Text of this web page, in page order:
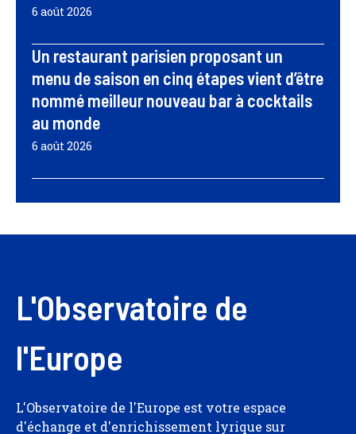
6 août 2026
Un restaurant parisien proposant un
menu de saison en cinq étapes vient d’être
nommé meilleur nouveau bar à cocktails
au monde
6 août 2026
L'Observatoire de
l'Europe
L'Observatoire de l'Europe est votre espace
d'échange et d'enrichissement lyrique sur